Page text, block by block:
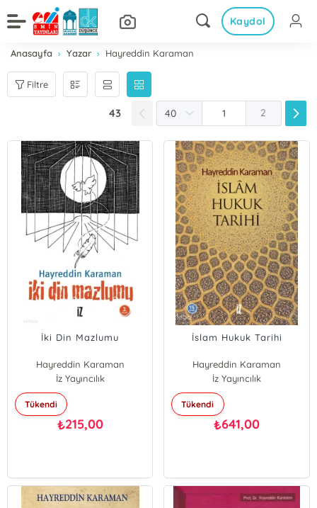
Kaydol
Anasayfa Yazar Hayreddin Karaman
Filtre
43 2
İki Din Mazlumu
Hayreddin Karaman
İz Yayıncılık
Tükendi
₺215,00
İslam Hukuk Tarihi
Hayreddin Karaman
İz Yayıncılık
Tükendi
₺641,00